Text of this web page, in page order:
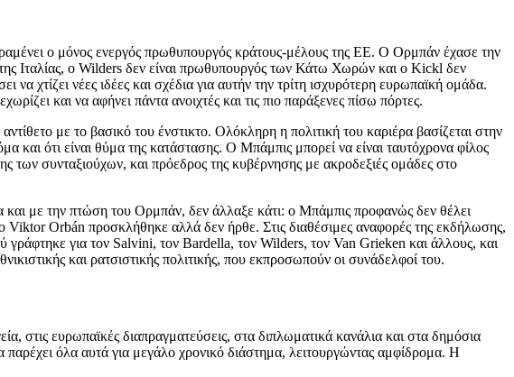
ο μόνος ενεργός πρωθυπουργός κράτους-μέλους της ΕΕ. Ο Ορμπάν έχασε την
Ιταλίας, ο Wilders δεν είναι πρωθυπουργός των Κάτω Χωρών και ο Kickl δεν
χτίζει νέες ιδέες και σχέδια για αυτήν την τρίτη ισχυρότερη ευρωπαϊκή ομάδα.
και να αφήνει πάντα ανοιχτές και τις πιο παράξενες πίσω πόρτες.
με το βασικό του ένστικτο. Ολόκληρη η πολιτική του καριέρα βασίζεται στην
και ότι είναι θύμα της κατάστασης. Ο Μπάμπις μπορεί να είναι ταυτόχρονα φίλος
των συνταξιούχων, και πρόεδρος της κυβέρνησης με ακροδεξιές ομάδες στο
με την πτώση του Ορμπάν, δεν άλλαξε κάτι: ο Μπάμπις προφανώς δεν θέλει
Orbán προσκλήθηκε αλλά δεν ήρθε. Στις διαθέσιμες αναφορές της εκδήλωσης,
για τον Salvini, τον Bardella, τον Wilders, τον Van Grieken και άλλους, και
και ρατσιστικής πολιτικής, που εκπροσωπούν οι συνάδελφοί του.
στις ευρωπαϊκές διαπραγματεύσεις, στα διπλωματικά κανάλια και στα δημόσια
όλα αυτά για μεγάλο χρονικό διάστημα, λειτουργώντας αμφίδρομα. Η